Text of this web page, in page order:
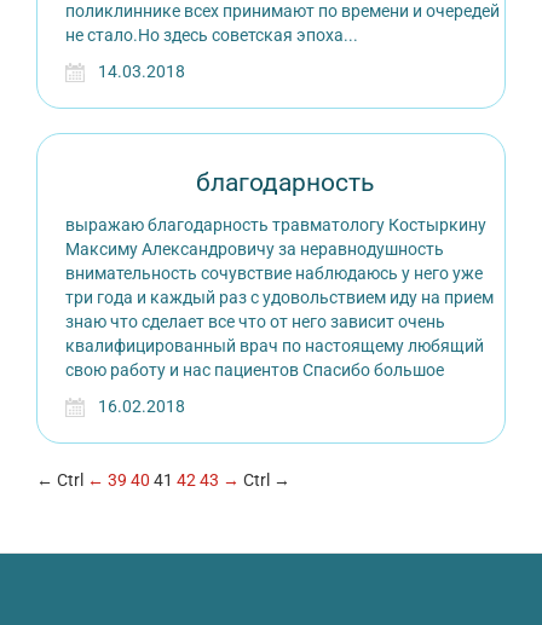
поликлиннике всех принимают по времени и очередей
не стало.Но здесь советская эпоха...
14.03.2018
благодарность
выражаю благодарность травматологу Костыркину
Максиму Александровичу за неравнодушность
внимательность сочувствие наблюдаюсь у него уже
три года и каждый раз с удовольствием иду на прием
знаю что сделает все что от него зависит очень
квалифицированный врач по настоящему любящий
свою работу и нас пациентов Спасибо большое
16.02.2018
← Ctrl ← 39 40 41 42 43 → Ctrl →